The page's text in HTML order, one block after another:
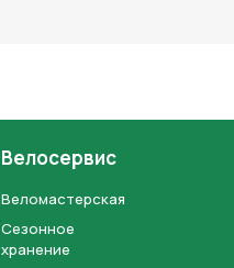
Велосервис
Веломастерская
Сезонное
хранение